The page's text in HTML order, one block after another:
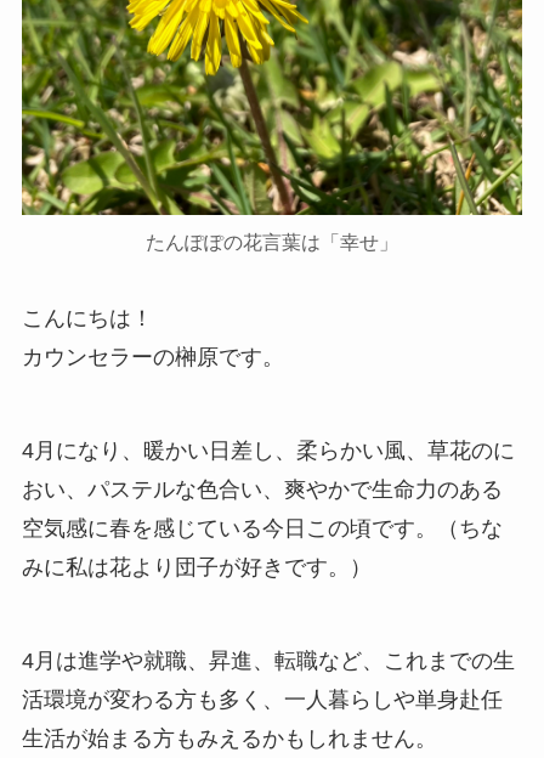
たんぽぽの花言葉は「幸せ」
こんにちは！
カウンセラーの榊原です。
4月になり、暖かい日差し、柔らかい風、草花のに
おい、パステルな色合い、爽やかで生命力のある
空気感に春を感じている今日この頃です。（ちな
みに私は花より団子が好きです。）
4月は進学や就職、昇進、転職など、これまでの生
活環境が変わる方も多く、一人暮らしや単身赴任
生活が始まる方もみえるかもしれません。